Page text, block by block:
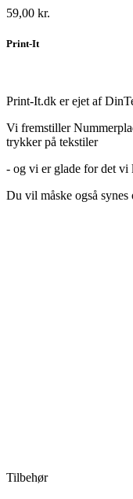
59,00 kr.
Print-It
Print-It.dk er ejet af
Vi fremstiller
trykker på tekstiler
- og vi er glade for det vi
Du vil måske også synes
Tilbehør